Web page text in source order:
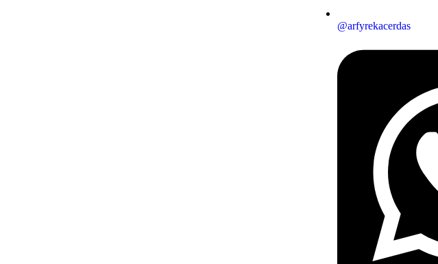
@arfyrekacerdas